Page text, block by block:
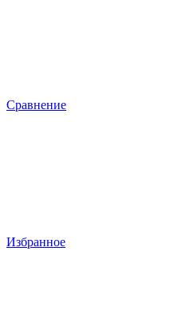
Сравнение
Избранное